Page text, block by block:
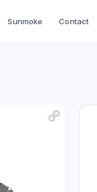
Sunmoke Contact